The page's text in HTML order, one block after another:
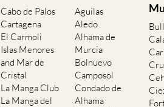
Cabo de Palos
Cartagena
El Carmoli
Islas Menores
and Mar de
Cristal
La Manga Club
La Manga del
Aguilas
Aledo
Alhama de
Murcia
Bolnuevo
Camposol
Condado de
Alhama